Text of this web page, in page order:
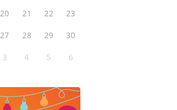
20 21 22 23
27 28 29 30
3 4 5 6